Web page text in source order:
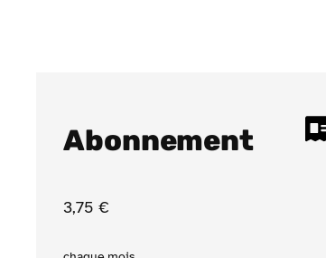
Abonnement
3,75 €